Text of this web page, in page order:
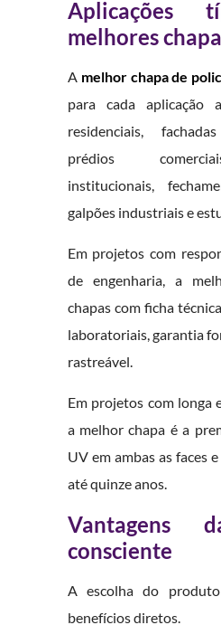
Aplicações
melhores
A melhor chapa de
para cada aplicação
residenciais,
prédios
institucionais,
galpões industriais e
Em projetos com
de engenharia, a
chapas com ficha
laboratoriais, garantia
rastreável.
Em projetos com longa
a melhor chapa é a
UV em ambas as faces
até quinze anos.
Vantagens
consciente
A escolha do
benefícios diretos.